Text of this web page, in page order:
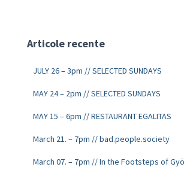
Articole recente
JULY 26 – 3pm // SELECTED SUNDAYS
MAY 24 – 2pm // SELECTED SUNDAYS
MAY 15 – 6pm // RESTAURANT EGALITAS
March 21. – 7pm // bad.people.society
March 07. – 7pm // In the Footsteps of